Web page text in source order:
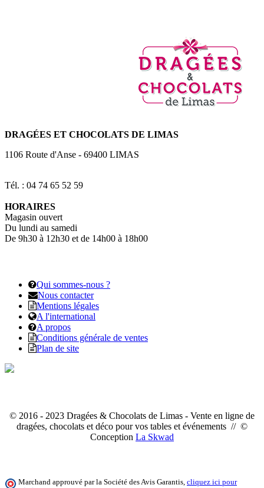
DRAGÉES ET CHOCOLATS DE LIMAS
1106 Route d'Anse - 69400 LIMAS
Tél. : 04 74 65 52 59
HORAIRES
Magasin ouvert
Du lundi au samedi
De 9h30 à 12h30 et de 14h00 à 18h00
Qui sommes-nous ?
Nous contacter
Mentions légales
A l'international
A propos
Conditions générale de ventes
Plan de site
© 2016 - 2023 Dragées & Chocolats de Limas - Vente en ligne de
dragées, chocolats et déco pour vos tables et événements // ©
Conception La Skwad
Marchand approuvé par la Société des Avis Garantis, cliquez ici pour